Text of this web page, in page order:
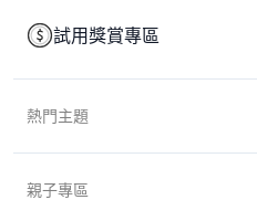
試用獎賞專區
熱門主題
親子專區